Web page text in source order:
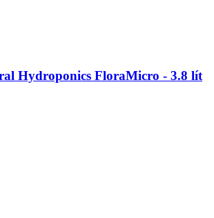
Hydroponics FloraMicro - 3.8 lít